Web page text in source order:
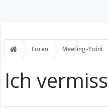
Foren Meeting-Point
Ich